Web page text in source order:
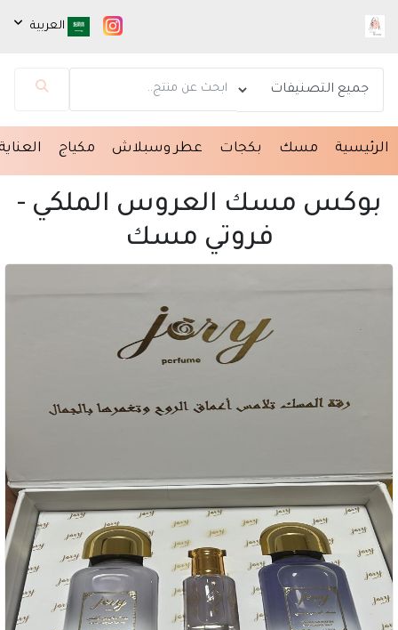
العربية
الرئيسية مسك بكجات عطر وسبلاش مكياج
بوكس مسك العروس الملكي -
فروتي مسك
مرحباً 👋 أنا مساعدك الذكي في Pink beauty.
كيف يمكنني مساعدتك؟ اكتب لي عن المنتج الذي
تبحث عنه.